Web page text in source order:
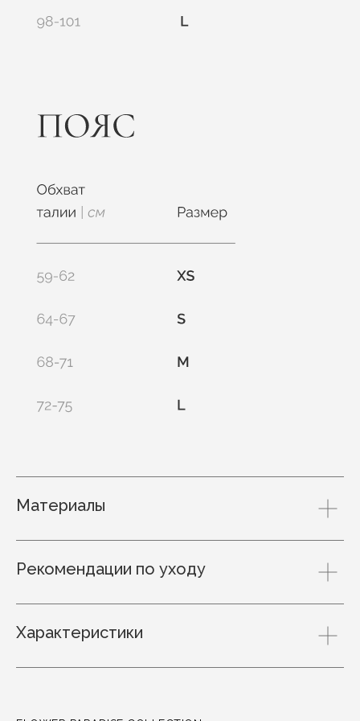
Материалы
Рекомендации по уходу
Характеристики